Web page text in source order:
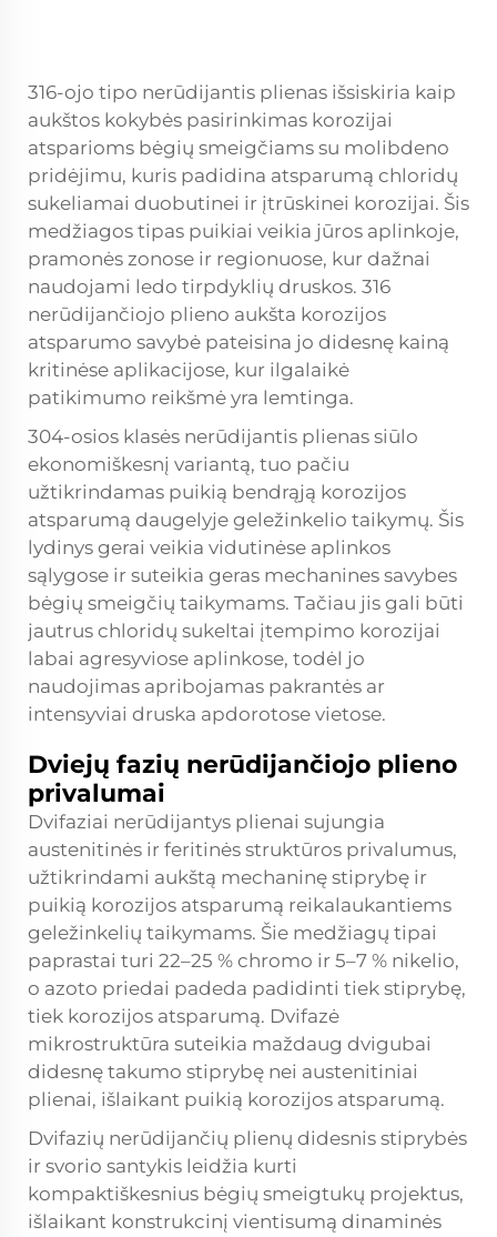
316-ojo tipo nerūdijantis plienas išsiskiria kaip
aukštos kokybės pasirinkimas korozijai
atsparioms bėgių smeigčiams su molibdeno
pridėjimu, kuris padidina atsparumą chloridų
sukeliamai duobutinei ir įtrūskinei korozijai. Šis
medžiagos tipas puikiai veikia jūros aplinkoje,
pramonės zonose ir regionuose, kur dažnai
naudojami ledo tirpdyklių druskos. 316
nerūdijančiojo plieno aukšta korozijos
atsparumo savybė pateisina jo didesnę kainą
kritinėse aplikacijose, kur ilgalaikė
patikimumo reikšmė yra lemtinga.
304-osios klasės nerūdijantis plienas siūlo
ekonomiškesnį variantą, tuo pačiu
užtikrindamas puikią bendrąją korozijos
atsparumą daugelyje geležinkelio taikymų. Šis
lydinys gerai veikia vidutinėse aplinkos
sąlygose ir suteikia geras mechanines savybes
bėgių smeigčių taikymams. Tačiau jis gali būti
jautrus chloridų sukeltai įtempimo korozijai
labai agresyviose aplinkose, todėl jo
naudojimas apribojamas pakrantės ar
intensyviai druska apdorotose vietose.
Dviejų fazių nerūdijančiojo plieno
privalumai
Dvifaziai nerūdijantys plienai sujungia
austenitinės ir feritinės struktūros privalumus,
užtikrindami aukštą mechaninę stiprybę ir
puikią korozijos atsparumą reikalaukantiems
geležinkelių taikymams. Šie medžiagų tipai
paprastai turi 22–25 % chromo ir 5–7 % nikelio,
o azoto priedai padeda padidinti tiek stiprybę,
tiek korozijos atsparumą. Dvifazė
mikrostruktūra suteikia maždaug dvigubai
didesnę takumo stiprybę nei austenitiniai
plienai, išlaikant puikią korozijos atsparumą.
Dvifazių nerūdijančių plienų didesnis stiprybės
ir svorio santykis leidžia kurti
kompaktiškesnius bėgių smeigtukų projektus,
išlaikant konstrukcinį vientisumą dinaminės